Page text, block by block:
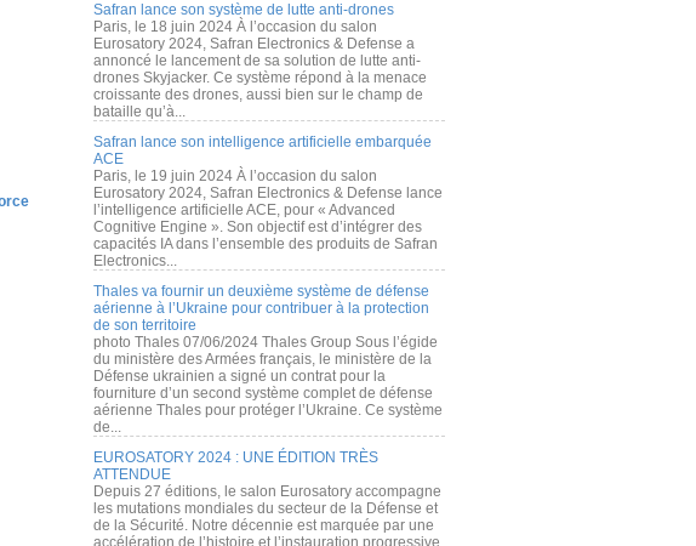
Safran lance son système de lutte anti-drones
Paris, le 18 juin 2024 À l’occasion du salon
Eurosatory 2024, Safran Electronics & Defense a
annoncé le lancement de sa solution de lutte anti-
drones Skyjacker. Ce système répond à la menace
croissante des drones, aussi bien sur le champ de
bataille qu’à...
Safran lance son intelligence artificielle embarquée
ACE
Paris, le 19 juin 2024 À l’occasion du salon
Eurosatory 2024, Safran Electronics & Defense lance
l’intelligence artificielle ACE, pour « Advanced
Cognitive Engine ». Son objectif est d’intégrer des
capacités IA dans l’ensemble des produits de Safran
Electronics...
Thales va fournir un deuxième système de défense
aérienne à l’Ukraine pour contribuer à la protection
de son territoire
photo Thales 07/06/2024 Thales Group Sous l’égide
du ministère des Armées français, le ministère de la
Défense ukrainien a signé un contrat pour la
fourniture d’un second système complet de défense
aérienne Thales pour protéger l’Ukraine. Ce système
de...
EUROSATORY 2024 : UNE ÉDITION TRÈS
ATTENDUE
Depuis 27 éditions, le salon Eurosatory accompagne
les mutations mondiales du secteur de la Défense et
de la Sécurité. Notre décennie est marquée par une
accélération de l’histoire et l’instauration progressive